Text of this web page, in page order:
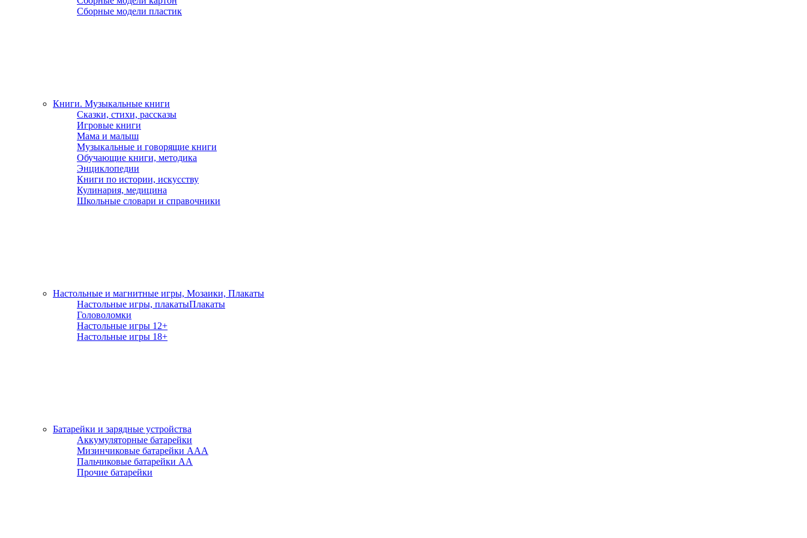
Сборные модели пластик
Книги. Музыкальные книги
Сказки, стихи, рассказы
Игровые книги
Мама и малыш
Музыкальные и говорящие книги
Обучающие книги, методика
Энциклопедии
Книги по истории, искусству
Кулинария, медицина
Школьные словари и справочники
Настольные и магнитные игры, Мозаики, Плакаты
Настольные игры, плакатыПлакаты
Головоломки
Настольные игры 12+
Настольные игры 18+
Батарейки и зарядные устройства
Аккумуляторные батарейки
Мизинчиковые батарейки ААА
Пальчиковые батарейки АА
Прочие батарейки